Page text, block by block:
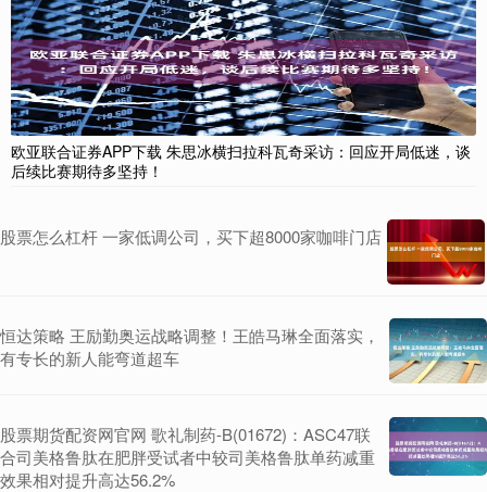
欧亚联合证券APP下载 朱思冰横扫拉科瓦奇采访：回应开局低迷，谈
后续比赛期待多坚持！
股票怎么杠杆 一家低调公司，买下超8000家咖啡门店
恒达策略 王励勤奥运战略调整！王皓马琳全面落实，
有专长的新人能弯道超车
股票期货配资网官网 歌礼制药-B(01672)：ASC47联
合司美格鲁肽在肥胖受试者中较司美格鲁肽单药减重
效果相对提升高达56.2%